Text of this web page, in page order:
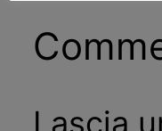
Lascia